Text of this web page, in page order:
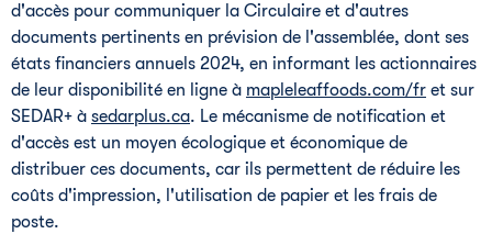
d'accès pour communiquer la Circulaire et d'autres
documents pertinents en prévision de l'assemblée, dont ses
états financiers annuels 2024, en informant les actionnaires
de leur disponibilité en ligne à mapleleaffoods.com/fr et sur
SEDAR+ à sedarplus.ca. Le mécanisme de notification et
d'accès est un moyen écologique et économique de
distribuer ces documents, car ils permettent de réduire les
coûts d'impression, l'utilisation de papier et les frais de
poste.